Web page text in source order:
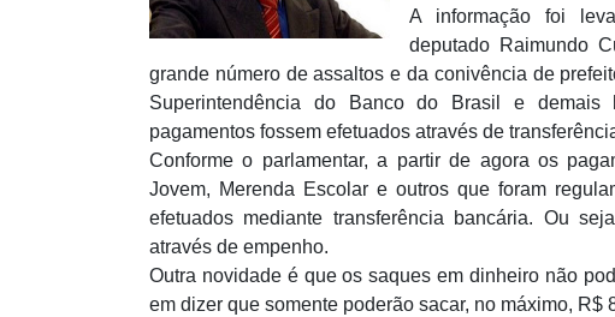
A informação foi
deputado Raimundo
grande número de assaltos e da conivência de
Superintendência do Banco do Brasil e demais
pagamentos fossem efetuados através de
Conforme o parlamentar, a partir de agora os
Jovem, Merenda Escolar e outros que foram
efetuados mediante transferência bancária. Ou
através de empenho.
Outra novidade é que os saques em dinheiro não
em dizer que somente poderão sacar, no máximo, R$